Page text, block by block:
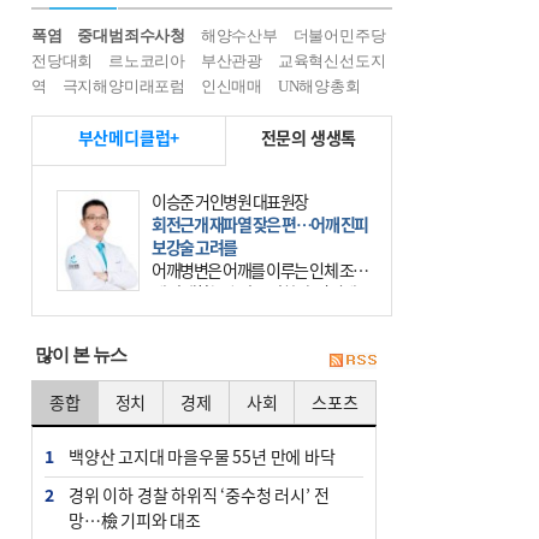
폭염 중대범죄수사청 해양수산부
더불어민주당
전당대회
르노코리아 부산관광
교육혁신선도지
역
극지해양미래포럼 인신매매 UN해양총회
부산메디클럽+ 전문의 생생톡
이승준 거인병원 대표원장
회전근개 재파열 잦은 편…어깨 진피
보강술 고려를
어깨병변은 어깨를 이루는 인체 조직
에 발생하는 손상을 말한다. 여기에
는 오십견과 회전근개 증후군, 어깨
많이 본 뉴스
종합 정치 경제 사회 스포츠
1
백양산 고지대 마을우물 55년 만에 바닥
2
경위 이하 경찰 하위직 ‘중수청 러시’ 전
망…檢 기피와 대조